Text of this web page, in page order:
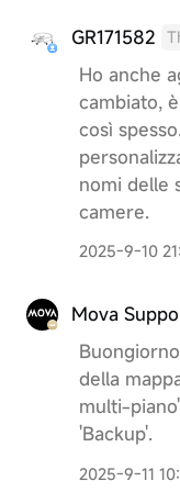
GR171582
Ho anche
cambiato,
così
nomi delle
camere.
2025-9-10
Mova
della
multi-
'Backup'.
2025-9-11